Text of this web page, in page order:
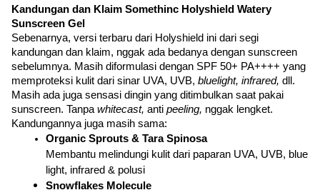
Kandungan dan Klaim Somethinc Holyshield Watery
Sunscreen Gel
Sebenarnya, versi terbaru dari Holyshield ini dari segi
kandungan dan klaim, nggak ada bedanya dengan sunscreen
sebelumnya. Masih diformulasi dengan SPF 50+ PA++++ yang
memproteksi kulit dari sinar UVA, UVB, bluelight, infrared, dll.
Masih ada juga sensasi dingin yang ditimbulkan saat pakai
sunscreen. Tanpa whitecast, anti peeling, nggak lengket.
Kandungannya juga masih sama:
Organic Sprouts & Tara Spinosa
Membantu melindungi kulit dari paparan UVA, UVB, blue
light, infrared & polusi
Snowflakes Molecule